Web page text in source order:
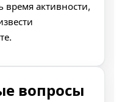
время активности,
вопросы